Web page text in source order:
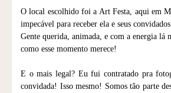
O local escolhido foi a Art Festa, aqui em
impecável para receber ela e seus
Gente querida, animada, e com a energia lá
como esse momento merece!
E o mais legal? Eu fui contratado pra
convidada! Isso mesmo! Somos tão parte